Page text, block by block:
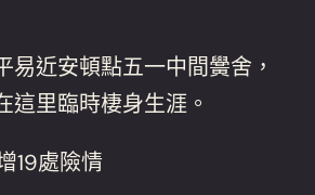
易近安頓點五一中間黌舍，
這里臨時棲身生涯。
19處險情